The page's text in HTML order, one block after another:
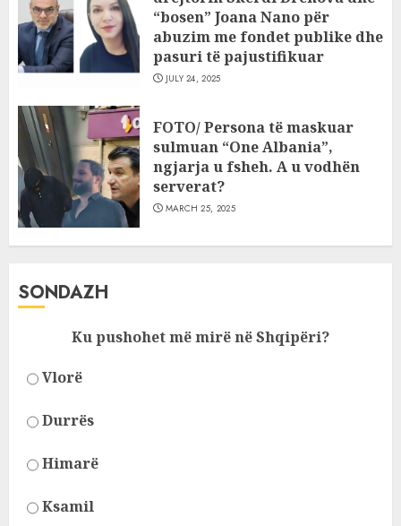
“bosen” Joana Nano për
abuzim me fondet publike dhe
pasuri të pajustifikuar
JULY 24, 2025
FOTO/ Persona të maskuar
sulmuan “One Albania”,
ngjarja u fsheh. A u vodhën
serverat?
MARCH 25, 2025
SONDAZH
Ku pushohet më mirë në Shqipëri?
Vlorë
Durrës
Himarë
Ksamil